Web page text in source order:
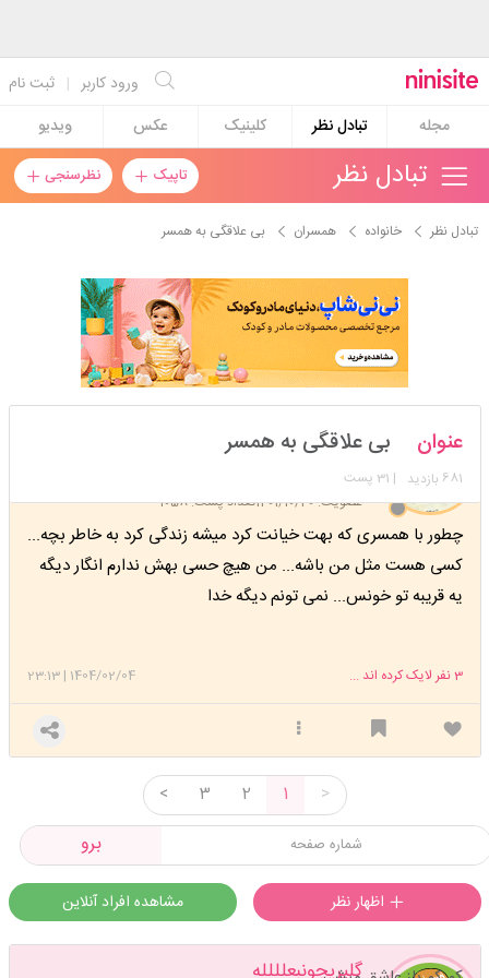
ثبت نام | ورود کاربر
مجله
تبادل نظر کلینیک عکس ویدیو
تاپیک نظرسنجی تبادل نظر
تبادل نظر خانواده همسران بی علاقگی به همسر
azarakhsh4
عضویت: 1401/10/20 تعداد پست: 1058
عنوان بی علاقگی به همسر
681 بازدید | 31 پست
چطور با همسری که بهت خیانت کرد میشه زندگی کرد به خاطر بچه...
کسی هست مثل من باشه... من هیچ حسی بهش ندارم انگار دیگه
یه قریبه تو خونس... نمی تونم دیگه خدا
1404/02/04
|
23:13 3نفر لایک کرده اند ...
>
1
2
3
<
برو
مشاهده افراد آنلاین
گلپریجونبعلللله